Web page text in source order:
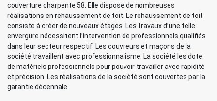
couverture charpente 58. Elle dispose de nombreuses
réalisations en rehaussement de toit. Le rehaussement de toit
consiste à créer de nouveaux étages. Les travaux d’une telle
envergure nécessitent l’intervention de professionnels qualifiés
dans leur secteur respectif. Les couvreurs et maçons de la
société travaillent avec professionnalisme. La société les dote
de matériels professionnels pour pouvoir travailler avec rapidité
et précision. Les réalisations de la société sont couvertes par la
garantie décennale.